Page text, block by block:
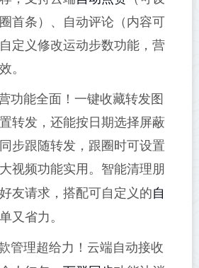
首条）、自动评论（内容可
定义修改运动步数功能，营
。
功能全面！一键收藏转发图
转发，还能按日期选择屏蔽
步跟随转发，跟圈时可设置
视频功能实用。智能清理朋
友请求，搭配可自定义的自
又省力。
管理超给力！云端自动接收